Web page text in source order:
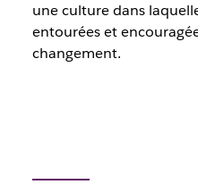
une culture dans
entourées et
changement.